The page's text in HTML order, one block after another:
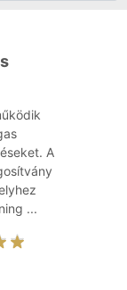
A
...